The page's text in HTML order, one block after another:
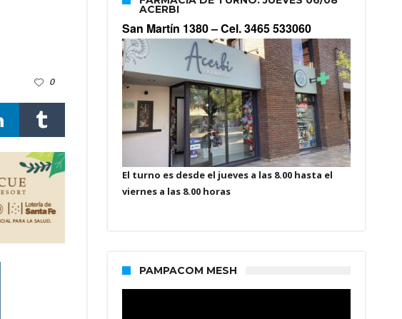
0
ACERBI
San Martín 1380 –Cel. 3465 533060
El turno es desde el jueves a las 8.00 hasta el
viernes a las 8.00 horas
PAMPACOM MESH